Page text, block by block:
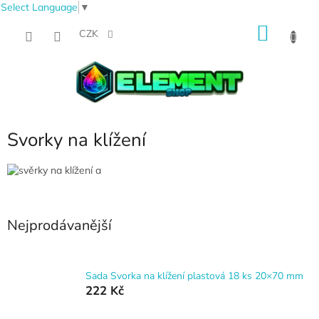
Select Language ▼
CZK
Svorky na klížení
Nejprodávanější
Sada Svorka na klížení plastová 18 ks 20×70 mm
222 Kč